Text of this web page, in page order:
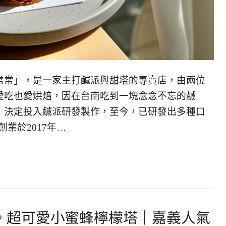
」，是一家主打鹹派與甜塔的專賣店，由兩位
也愛烘焙，因在台南吃到一塊念念不忘的鹹
定投入鹹派研發製作，至今，已研發出多種口
業於2017年…
超可愛小蜜蜂檸檬塔｜嘉義人氣